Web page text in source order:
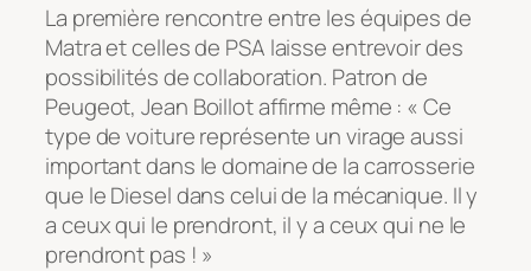
La première rencontre entre les équipes de
Matra et celles de PSA laisse entrevoir des
possibilités de collaboration. Patron de
Peugeot, Jean Boillot affirme même : « Ce
type de voiture représente un virage aussi
important dans le domaine de la carrosserie
que le Diesel dans celui de la mécanique. Il y
a ceux qui le prendront, il y a ceux qui ne le
prendront pas ! »